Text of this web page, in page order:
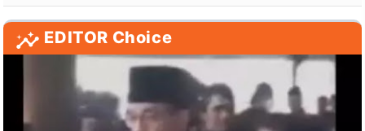
EDITOR Choice